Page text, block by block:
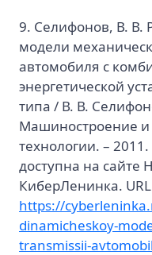
9. Селифонов, В. В.
модели
автомобиля с
энергетической
типа / В. В.
Машиностроение
технологии. –
доступна на сайте
КиберЛенинка.
https://
dinamicheskoy-
transmissii-